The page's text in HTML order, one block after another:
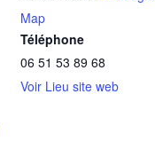
Map
Téléphone
06 51 53 89 68
Voir Lieu site web